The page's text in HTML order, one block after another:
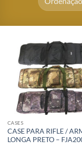
CASES
CASE PARA RIFLE /
LONGA PRETO –